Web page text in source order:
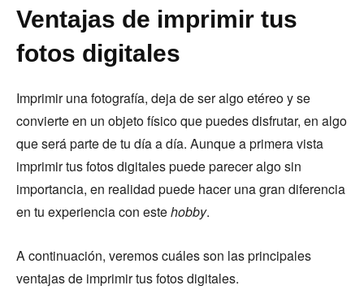
Ventajas de imprimir tus
fotos digitales
Imprimir una fotografía, deja de ser algo etéreo y se
convierte en un objeto físico que puedes disfrutar, en algo
que será parte de tu día a día. Aunque a primera vista
imprimir tus fotos digitales puede parecer algo sin
importancia, en realidad puede hacer una gran diferencia
en tu experiencia con estehobby.
A continuación, veremos cuáles son las principales
ventajas de imprimir tus fotos digitales.